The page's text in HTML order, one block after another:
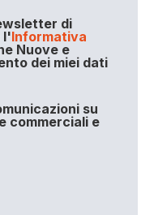
di
l'Informativa
Nuove e
dei miei dati
su
commerciali e